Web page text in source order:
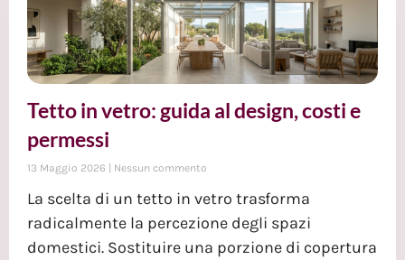
Tetto in vetro: guida al design, costi e
permessi
13 Maggio 2026 Nessun commento
La scelta di un tetto in vetro trasforma
radicalmente la percezione degli spazi
domestici. Sostituire una porzione di copertura